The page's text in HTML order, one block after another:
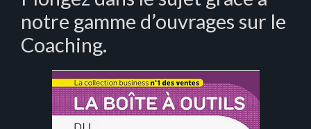
notre gamme d’ouvrages sur le
Coaching.